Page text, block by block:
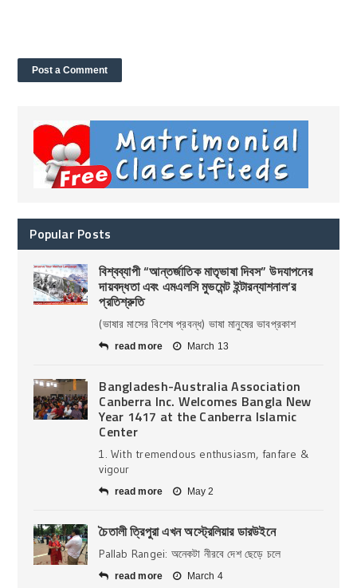
Popular Posts
বিশ্বব্যাপী “আন্তর্জাতিক মাতৃভাষা দিবস” উদযাপনের
দায়বদ্ধতা এবং এমএলসি মুভমেন্ট ইন্টারন্যাশনাল’র
প্রতিশ্রুতি
(ভাষার মাসের বিশেষ প্রবন্ধ) ভাষা মানুষের ভাবপ্রকাশ
read more March 13
Bangladesh-Australia Association
Canberra Inc. Welcomes Bangla New
Year 1417 at the Canberra Islamic
Center
1. With tremendous enthusiasm, fanfare &
vigour
read more May 2
চৈতালী ত্রিপুরা এখন অস্ট্রেলিয়ার ডারউইনে
Pallab Rangei: অনেকটা নীরবে দেশ ছেড়ে চলে
read more March 4